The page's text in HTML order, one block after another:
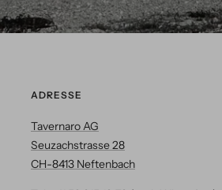
ADRESSE
Tavernaro AG
Seuzachstrasse 28
CH-8413 Neftenbach